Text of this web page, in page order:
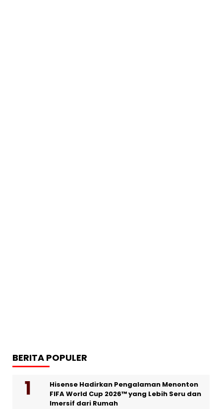
BERITA POPULER
Hisense Hadirkan Pengalaman Menonton
FIFA World Cup 2026™ yang Lebih Seru dan
Imersif dari Rumah